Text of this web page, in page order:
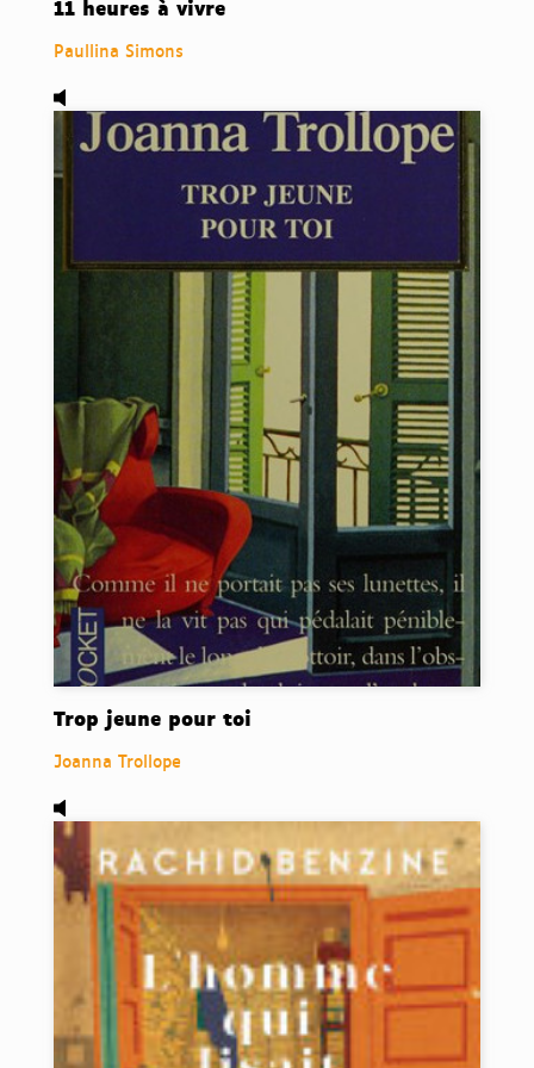
Paullina Simons
Audio,
Trop jeune pour toi, de Joanna Trollope.
Trop jeune pour toi
Joanna Trollope
Audio,
L'homme qui lisait des livres, de Rachid